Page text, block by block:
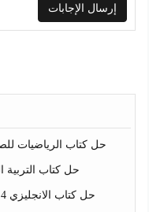
حل كتاب الرياضيات
حل كتاب التربية
حل كتاب الانجليزي We Can 4 خامس ابتدائي ف2 1442